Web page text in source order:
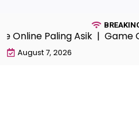
Paling Asik |Game
August 7, 2026